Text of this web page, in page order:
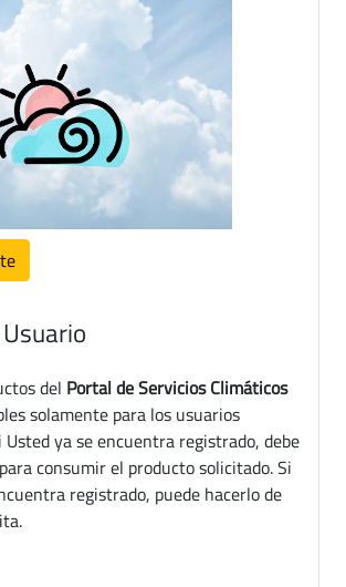
del Portal de Servicios Climáticos
solamente para los usuarios
Usted ya se encuentra registrado, debe
consumir el producto solicitado. Si
registrado, puede hacerlo de